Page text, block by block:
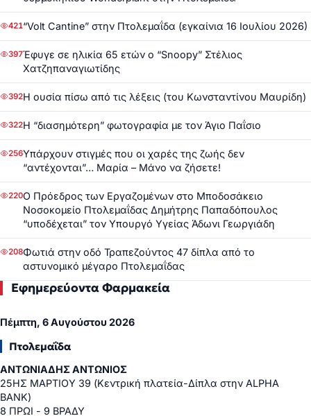
421“Volt Cantine” στην Πτολεμαΐδα (εγκαίνια 16 Ιουλίου 2026)
397Έφυγε σε ηλικία 65 ετών ο “Snoopy” Στέλιος
Χατζηπαναγιωτίδης
392Η ουσία πίσω από τις λέξεις (του Κωνσταντίνου Μαυρίδη)
322Η “διασημότερη” φωτογραφία με τον Άγιο Παΐσιο
256Υπάρχουν στιγμές που οι χαρές της ζωής δεν
“αντέχονται”… Μαρία – Μάνο να ζήσετε!
220Ο Πρόεδρος των Εργαζομένων στο Μποδοσάκειο
Νοσοκομείο Πτολεμαΐδας Δημήτρης Παπαδόπουλος
“υποδέχεται” τον Υπουργό Υγείας Άδωνι Γεωργιάδη
208Φωτιά στην οδό Τραπεζούντος 47 δίπλα από το
αστυνομικό μέγαρο Πτολεμαΐδας
Εφημερεύοντα Φαρμακεία
Πέμπτη, 6 Αυγούστου 2026
Πτολεμαΐδα
ΑΝΤΩΝΙΑΔΗΣ ΑΝΤΩΝΙΟΣ
25ΗΣ ΜΑΡΤΙΟΥ 39 (Κεντρική πλατεία-Δίπλα στην ALPHA
BANK)
8 ΠΡΩΙ - 9 ΒΡΑΔΥ